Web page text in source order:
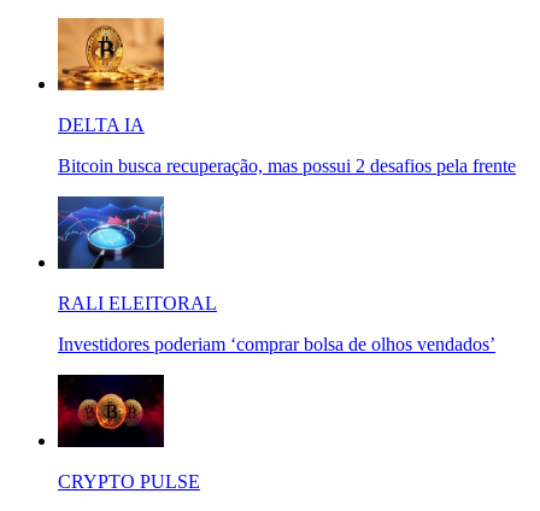
DELTA IA
Bitcoin busca recuperação, mas possui 2 desafios pela frente
RALI ELEITORAL
Investidores poderiam ‘comprar bolsa de olhos vendados’
CRYPTO PULSE